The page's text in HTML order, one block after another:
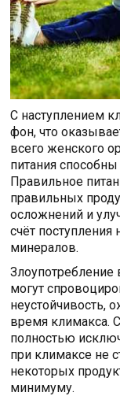
С наступлением
фон, что
всего женского
питания
Правильное
правильных
осложнений и
счёт
минералов.
могут
неустойчивость,
время климакса.
полностью
при климаксе не
некоторых
минимуму.